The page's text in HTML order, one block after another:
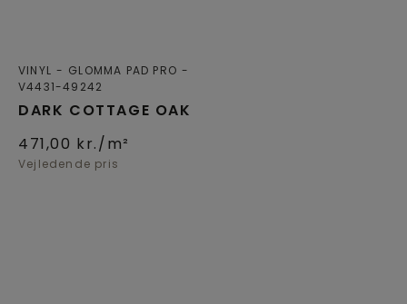
DARK COTTAGE OAK
VINYL
GLOMMA PAD PRO
V4431-49242
471,00 kr./m²
Vejledende pris